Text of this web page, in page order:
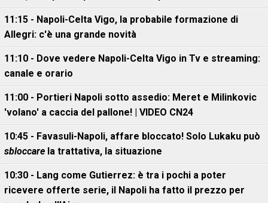
11:15 - Napoli-Celta Vigo, la probabile formazione di
Allegri: c'è una grande novità
11:10 - Dove vedere Napoli-Celta Vigo in Tv e streaming:
canale e orario
11:00 - Portieri Napoli sotto assedio: Meret e Milinkovic
'volano' a caccia del pallone! | VIDEO CN24
10:45 - Favasuli-Napoli, affare bloccato! Solo Lukaku può
sbloccare la trattativa, la situazione
10:30 - Lang come Gutierrez: è tra i pochi a poter
ricevere offerte serie, il Napoli ha fatto il prezzo per